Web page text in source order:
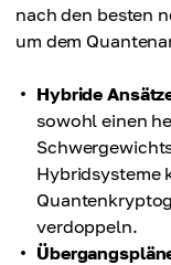
nach den besten
um dem
Hybride
sowohl einen
Hybridsysteme
verdoppeln.